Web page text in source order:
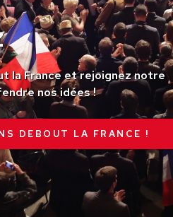
la France et rejoignez notre
nos idées !
DEBOUT LA FRANCE !